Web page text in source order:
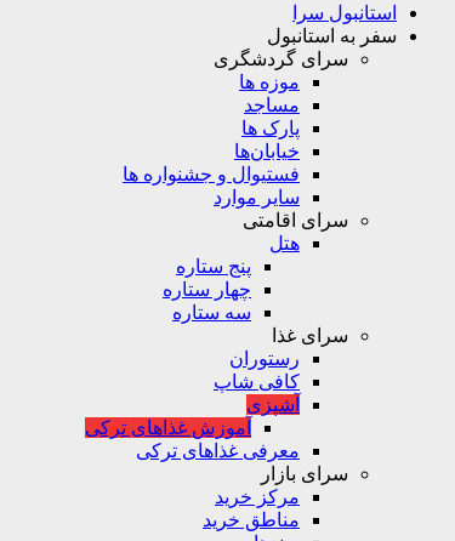
استانبول سرا
سفر به استانبول
سرای گردشگری
موزه ها
مساجد
پارک ها
خیابان‌ها
فستیوال و جشنواره ها
سایر موارد
سرای اقامتی
هتل
پنج ستاره
چهار ستاره
سه ستاره
سرای غذا
رستوران
کافی شاپ
آشپزی
آموزش غذاهای ترکی
معرفی غذاهای ترکی
سرای بازار
مرکز خرید
مناطق خرید